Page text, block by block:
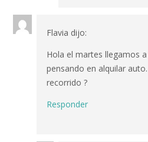
Flavia dijo:
Hola el martes llegamos
pensando en alquilar
recorrido ?
Responder